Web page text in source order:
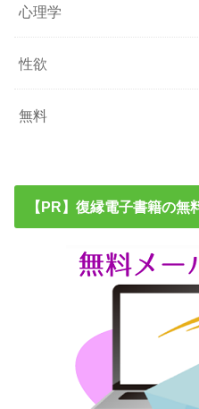
心理学
性欲
無料
【PR】復縁電子書籍の無